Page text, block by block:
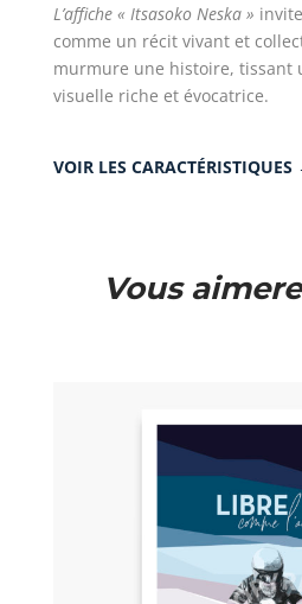
L’affiche « Itsasoko Neska »
comme un récit vivant et
murmure une histoire, tissant
visuelle riche et évocatrice.
VOIR LES CARACTÉRISTIQUES
Vous